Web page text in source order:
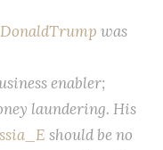
was
enabler;
laundering. His
should be no